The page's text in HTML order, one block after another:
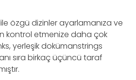
özgü dizinler ayarlamanıza ve
kontrol etmenize daha çok
yerleşik dokümanstrings
sıra birkaç üçüncü taraf